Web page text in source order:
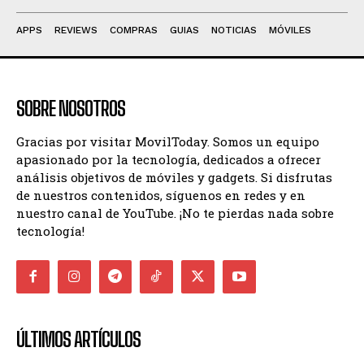
APPS REVIEWS COMPRAS GUIAS NOTICIAS MÓVILES
SOBRE NOSOTROS
Gracias por visitar MovilToday. Somos un equipo
apasionado por la tecnología, dedicados a ofrecer
análisis objetivos de móviles y gadgets. Si disfrutas
de nuestros contenidos, síguenos en redes y en
nuestro canal de YouTube. ¡No te pierdas nada sobre
tecnología!
ÚLTIMOS ARTÍCULOS